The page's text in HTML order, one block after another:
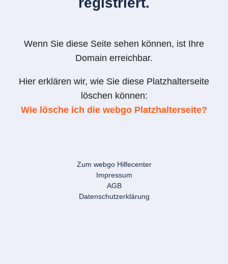
Wenn Sie diese Seite sehen können, ist Ihre
Domain erreichbar.
Hier erklären wir, wie Sie diese Platzhalterseite
löschen können:
Wie lösche ich die webgo Platzhalterseite?
Zum webgo Hilfecenter
Impressum
AGB
Datenschutzerklärung